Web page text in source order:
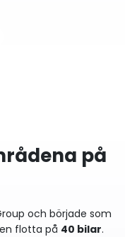
på
och började som
flotta på 40 bilar.